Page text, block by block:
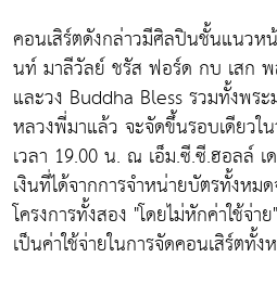
คอนเสิร์ตดังกล่าวมีศิลปินชั้นแนวห
นท์ มาลีวัลย์ ชรัส ฟอร์ด กบ เสก
และวง Buddha Bless รวมทั้งพร
หลวงพี่มาแล้ว จะจัดขึ้นรอบเดียว
เวลา 19.00 น. ณ เอ็ม.ซี.ซี.ฮอลล์
เงินที่ได้จากการจำหน่ายบัตรทั้งหมด
โครงการทั้งสอง "โดยไม่หักค่าใช้จ่
เป็นค่าใช้จ่ายในการจัดคอนเสิร์ตทั้ง